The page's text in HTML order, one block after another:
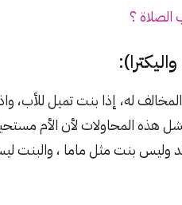
الصلاة ؟
له، إذا بنت تميل للأب،
هذه المحاولات لأن الأم
وليس بنت مثل ماما ، والبنت